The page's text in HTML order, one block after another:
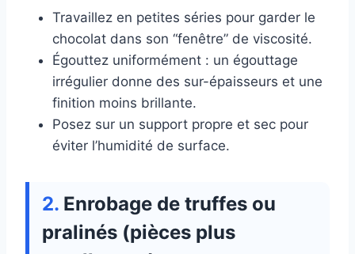
Travaillez en petites séries pour garder le
chocolat dans son “fenêtre” de viscosité.
Égouttez uniformément : un égouttage
irrégulier donne des sur-épaisseurs et une
finition moins brillante.
Posez sur un support propre et sec pour
éviter l’humidité de surface.
Enrobage de truffes ou
pralinés (pièces plus